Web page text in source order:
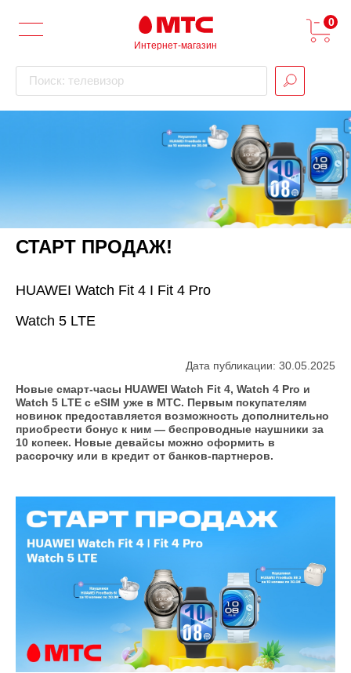
Интернет-магазин
Поиск: телевизор
0
СТАРТ ПРОДАЖ!
HUAWEI Watch Fit 4 I Fit 4 Pro
Watch 5 LTE
Дата публикации: 30.05.2025
Новые смарт-часы HUAWEI Watch Fit 4, Watch 4 Pro и
Watch 5 LTE с eSIM уже в МТС. Первым покупателям
новинок предоставляется возможность дополнительно
приобрести бонус к ним — беспроводные наушники за
10 копеек. Новые девайсы можно оформить в
рассрочку или в кредит от банков-партнеров.